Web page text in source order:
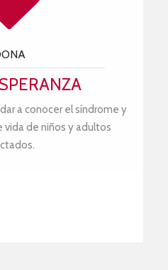
a conocer el síndrome y
vida de niños y adultos